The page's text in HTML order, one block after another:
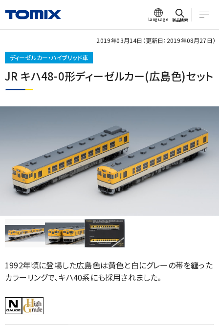
Language 製品検索
ディーゼルカー・ハイブリッド車
JR キハ48-0形ディーゼルカー(広島色)セット
2019年03月14日（更新日：2019年08月27日）
1992年頃に登場した広島色は黄色と白にグレーの帯を纏った
カラーリングで、キハ40系にも採用されました。